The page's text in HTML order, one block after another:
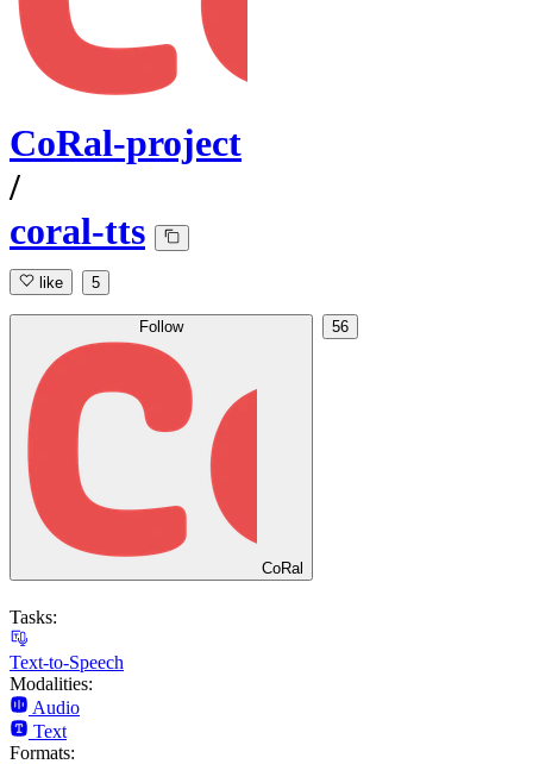
CoRal-project
/
coral-tts
like 5
Follow
CoRal
56
Tasks:
Text-to-Speech
Modalities:
Audio
Text
Formats: